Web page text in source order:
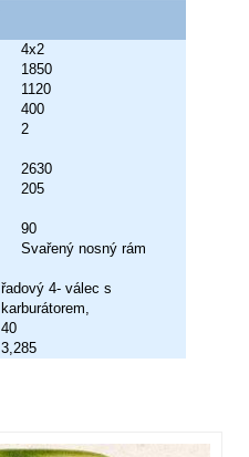
4x2
1850
1120
400
2
2630
205
90
Svařený nosný rám
řadový 4- válec s
karburátorem,
40
3,285